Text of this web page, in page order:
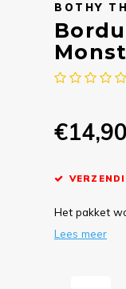
BOTHY
€14,90
Het pakket
Lees meer